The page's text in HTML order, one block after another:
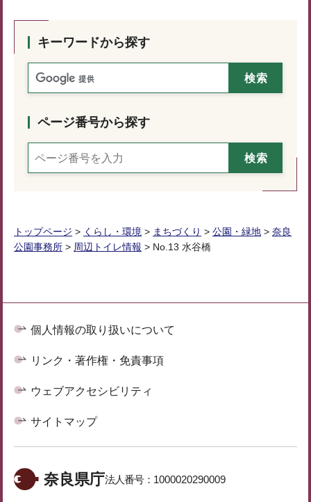
キーワードから探す
ページ番号から探す
トップページ > くらし・環境 > まちづくり > 公園・緑地 > 奈良
公園事務所 > 周辺トイレ情報 > No.13 水谷橋
個人情報の取り扱いについて
リンク・著作権・免責事項
ウェブアクセシビリティ
サイトマップ
奈良県庁法人番号： 1000020290009